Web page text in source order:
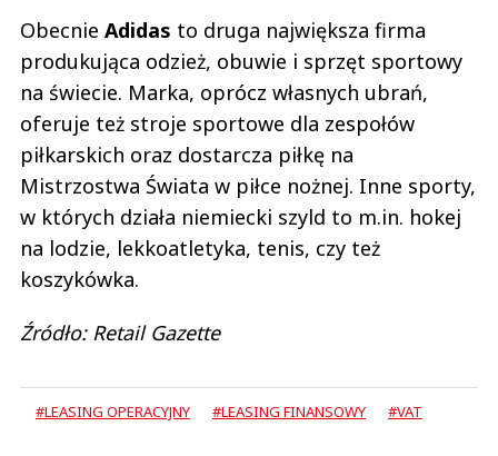
Obecnie Adidas to druga największa firma
produkująca odzież, obuwie i sprzęt sportowy
na świecie. Marka, oprócz własnych ubrań,
oferuje też stroje sportowe dla zespołów
piłkarskich oraz dostarcza piłkę na
Mistrzostwa Świata w piłce nożnej. Inne sporty,
w których działa niemiecki szyld to m.in. hokej
na lodzie, lekkoatletyka, tenis, czy też
koszykówka.
Źródło: Retail Gazette
#LEASING OPERACYJNY #LEASING FINANSOWY #VAT